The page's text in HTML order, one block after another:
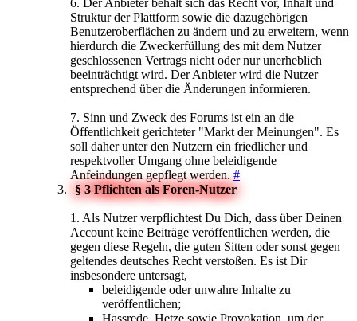
6. Der Anbieter behält sich das Recht vor, Inhalt und
Struktur der Plattform sowie die dazugehörigen
Benutzeroberflächen zu ändern und zu erweitern, wenn
hierdurch die Zweckerfüllung des mit dem Nutzer
geschlossenen Vertrags nicht oder nur unerheblich
beeinträchtigt wird. Der Anbieter wird die Nutzer
entsprechend über die Änderungen informieren.
7. Sinn und Zweck des Forums ist ein an die
Öffentlichkeit gerichteter "Markt der Meinungen". Es
soll daher unter den Nutzern ein friedlicher und
respektvoller Umgang ohne beleidigende
Anfeindungen gepflegt werden. #
§ 3 Pflichten als Foren-Nutzer
1. Als Nutzer verpflichtest Du Dich, dass über Deinen
Account keine Beiträge veröffentlichen werden, die
gegen diese Regeln, die guten Sitten oder sonst gegen
geltendes deutsches Recht verstoßen. Es ist Dir
insbesondere untersagt,
beleidigende oder unwahre Inhalte zu
veröffentlichen;